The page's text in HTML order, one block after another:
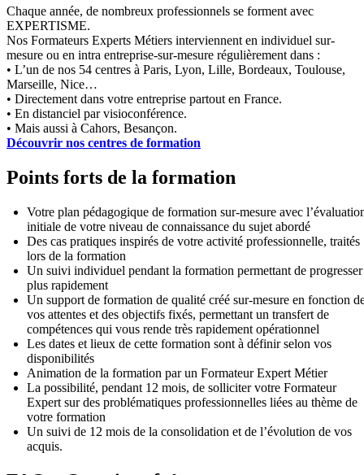
Chaque année, de nombreux professionnels se forment avec
EXPERTISME.
Nos Formateurs Experts Métiers interviennent en individuel sur-
mesure ou en intra entreprise-sur-mesure régulièrement dans :
• L’un de nos 54 centres à Paris, Lyon, Lille, Bordeaux, Toulouse,
Marseille, Nice…
• Directement dans votre entreprise partout en France.
• En distanciel par visioconférence.
• Mais aussi à Cahors, Besançon.
Découvrir nos centres de formation
Points forts de la formation
Votre plan pédagogique de formation sur-mesure avec
initiale de votre niveau de connaissance du sujet abordé
Des cas pratiques inspirés de votre activité professionnelle, traités
lors de la formation
Un suivi individuel pendant la formation permettant de progresser
plus rapidement
Un support de formation de qualité créé sur-mesure en fonction
vos attentes et des objectifs fixés, permettant un transfert de
compétences qui vous rende très rapidement opérationnel
Les dates et lieux de cette formation sont à définir selon vos
disponibilités
Animation de la formation par un Formateur Expert Métier
La possibilité, pendant 12 mois, de solliciter votre Formateur
Expert sur des problématiques professionnelles liées au thème de
votre formation
Un suivi de 12 mois de la consolidation et de l’évolution de vos
acquis.